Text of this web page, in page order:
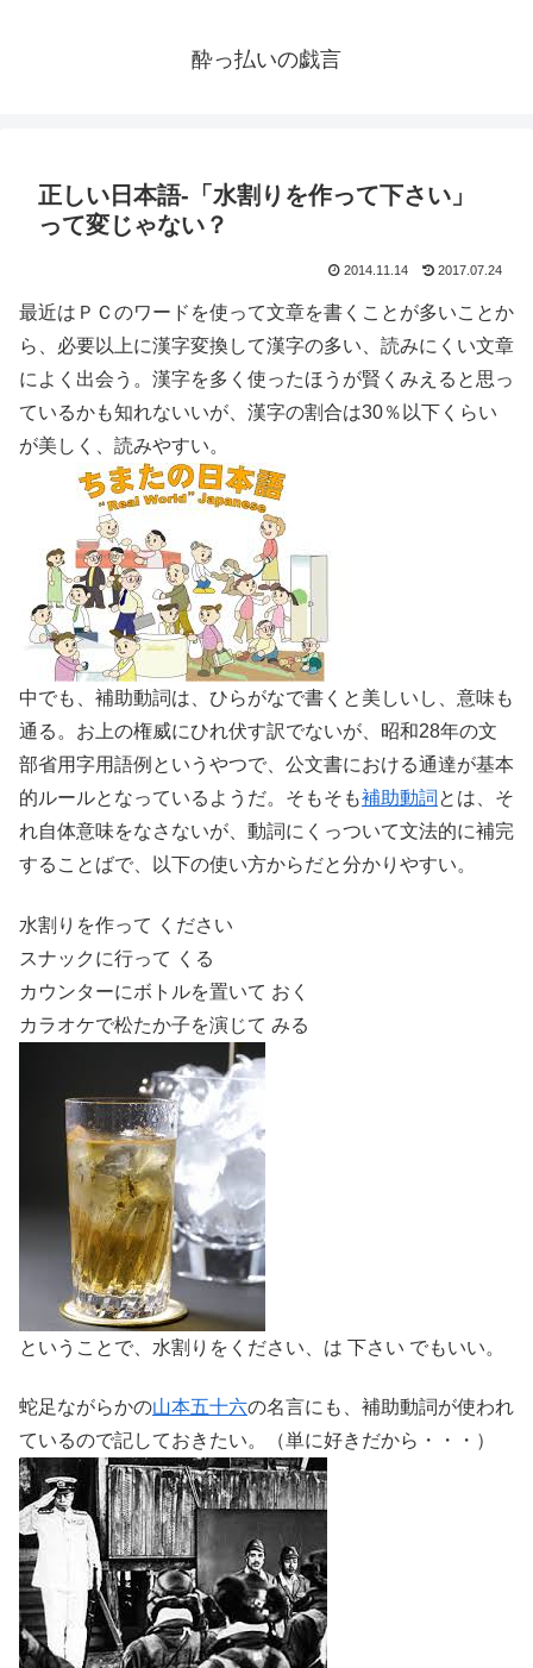
酔っ払いの戯言
正しい日本語-「水割りを作って下さい」
って変じゃない？
2014.11.14 2017.07.24
最近はＰＣのワードを使って文章を書くことが多いことか
ら、必要以上に漢字変換して漢字の多い、読みにくい文章
によく出会う。漢字を多く使ったほうが賢くみえると思っ
ているかも知れないいが、漢字の割合は30％以下くらい
が美しく、読みやすい。
中でも、補助動詞は、ひらがなで書くと美しいし、意味も
通る。お上の権威にひれ伏す訳でないが、昭和28年の文
部省用字用語例というやつで、公文書における通達が基本
的ルールとなっているようだ。 そもそも補助動詞 とは、そ
れ自体意味をなさないが、動詞にくっついて文法的に補完
することばで、以下の使い方からだと分かりやすい。
水割りを作って ください
スナックに行って くる
カウンターにボトルを置いて おく
カラオケで松たか子を演じて みる
ということで、水割りをください、は 下さい でもいい。
蛇足ながらかの山本五十六の名言にも、補助動詞が使われ
ているので記しておきたい。（単に好きだから・・・）